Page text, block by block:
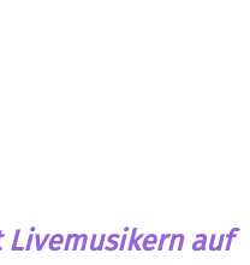
Livemusikern auf